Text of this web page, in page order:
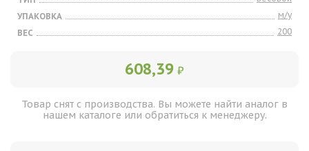
УПАКОВКА
м/у
ВЕС
200
608,39 ₽
Товар снят с производства. Вы можете найти аналог в
нашем каталоге или обратиться к менеджеру.